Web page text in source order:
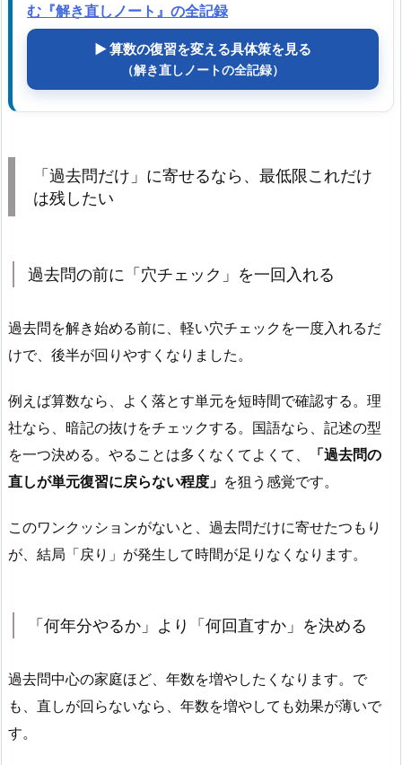
む『解き直しノート』の全記録
▶ 算数の復習を変える具体策を見る
（解き直しノートの全記録）
「過去問だけ」に寄せるなら、最低限これだけ
は残したい
過去問の前に「穴チェック」を一回入れる
過去問を解き始める前に、軽い穴チェックを一度入れるだ
けで、後半が回りやすくなりました。
例えば算数なら、よく落とす単元を短時間で確認する。理
社なら、暗記の抜けをチェックする。国語なら、記述の型
を一つ決める。やることは多くなくてよくて、
「過去問の
直しが単元復習に戻らない程度」 を狙う感覚です。
このワンクッションがないと、過去問だけに寄せたつもり
が、結局「戻り」が発生して時間が足りなくなります。
「何年分やるか」より「何回直すか」を決める
過去問中心の家庭ほど、年数を増やしたくなります。で
も、直しが回らないなら、年数を増やしても効果が薄いで
す。